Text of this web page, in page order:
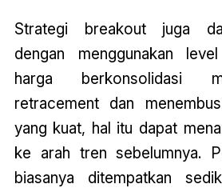
Strategi breakout juga
dengan menggunakan
harga berkonsolidasi
retracement dan
yang kuat, hal itu dapat
ke arah tren sebelumnya.
biasanya ditempatkan